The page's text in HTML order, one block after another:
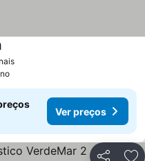
Ver preços
Ver preços
Ver preços